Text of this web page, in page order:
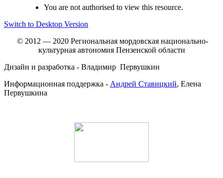
You are not authorised to view this resource.
Switch to Desktop Version
© 2012 — 2020 Региональная мордовская национально-
культурная автономия Пензенской области
Дизайн и разработка - Владимир Первушкин
Информационная поддержка - Андрей Ставицкий, Елена
Первушкина